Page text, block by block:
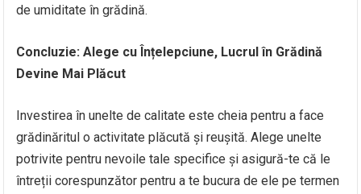
de umiditate în grădină.
Concluzie: Alege cu Înțelepciune, Lucrul în Grădină
Devine Mai Plăcut
Investirea în unelte de calitate este cheia pentru a face
grădinăritul o activitate plăcută și reușită. Alege unelte
potrivite pentru nevoile tale specifice și asigură-te că le
întreții corespunzător pentru a te bucura de ele pe termen